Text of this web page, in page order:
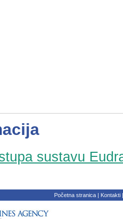
sustavu
Početna stranica| Kontakti